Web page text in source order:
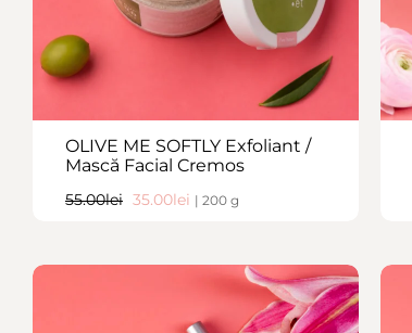
OLIVE ME SOFTLY Exfoliant /
Mască Facial Cremos
55.00lei 35.00lei | 200 g